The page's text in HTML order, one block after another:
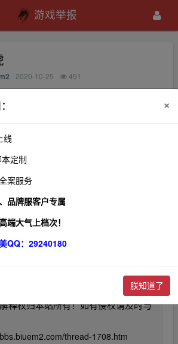
游戏举报
2020-10-25 451
的出价另外有一个技能是群体攻击
纯属发布用户个人意见，本网站无
除本帖！
来源于第三方网站，我们不对作品观
商业化，违反国家法律法规，或造成第
释权归本站所有！如有侵权请及时与
thread-1708.htm
×
线
定制
案服务
品牌服客户专属
端大气上档次！
QQ：29240180
朕知道了